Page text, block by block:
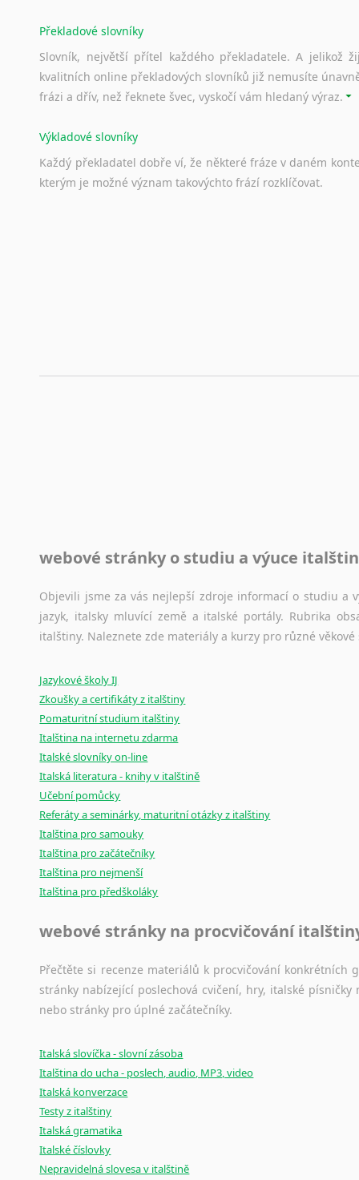
Překladové slovníky
Slovník, největší přítel každého překladatele. A jelikož
kvalitních online překladových slovníků již nemusíte
frázi a dřív, než řeknete švec, vyskočí vám hledaný výraz.
Výkladové slovníky
Každý překladatel dobře ví, že některé fráze v daném
kterým je možné význam takovýchto frází rozklíčovat.
Jazykový korpus je elektronický soubor autentických
původního zdroje textu.
Ostatní pomůcky pro překladatele
poradny a pravidla
webové stránky o studiu a výuce
Objevili jsme za vás nejlepší zdroje informací o studiu a
jazyk, italsky mluvící země a italské portály. Rubrika
italštiny. Naleznete zde materiály a kurzy pro různé věkové
Jazykové školy IJ
Zkoušky a certifikáty z italštiny
Pomaturitní studium italštiny
Italština na internetu zdarma
Italské slovníky on-line
Italská literatura - knihy v italštině
Učební pomůcky
Referáty a seminárky, maturitní otázky z italštiny
Italština pro samouky
Italština pro začátečníky
Italština pro nejmenší
Italština pro předškoláky
webové stránky na procvičování
Přečtěte si recenze materiálů k procvičování
stránky nabízející poslechová cvičení, hry, italské
nebo stránky pro úplné začátečníky.
Italská slovíčka - slovní zásoba
Italština do ucha - poslech, audio, MP3, video
Italská konverzace
Testy z italštiny
Italská gramatika
Italské číslovky
Nepravidelná slovesa v italštině